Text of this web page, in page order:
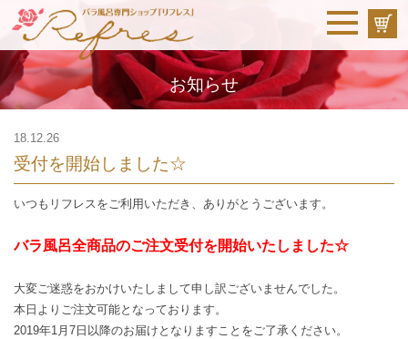
お知らせ
18.12.26
受付を開始しました☆
いつもリフレスをご利用いただき、ありがとうございます。
バラ風呂全商品のご注文受付を開始いたしました☆
大変ご迷惑をおかけいたしまして申し訳ございませんでした。
本日よりご注文可能となっております。
2019年1月7日以降のお届けとなりますことをご了承ください。